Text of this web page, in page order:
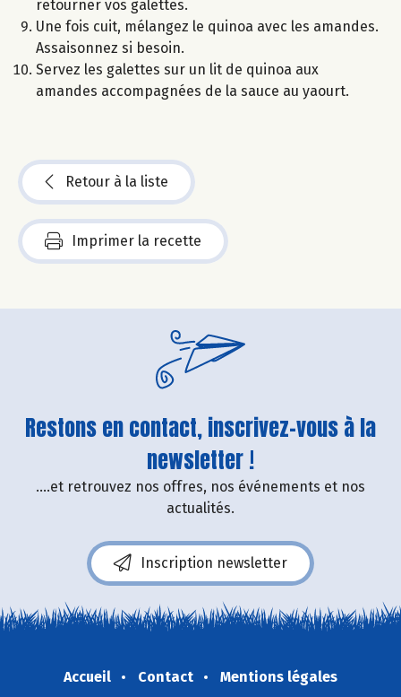
retourner vos galettes.
Une fois cuit, mélangez le quinoa avec les amandes.
Assaisonnez si besoin.
Servez les galettes sur un lit de quinoa aux
amandes accompagnées de la sauce au yaourt.
Retour à la liste
Imprimer la recette
Restons en contact, inscrivez-vous à la
newsletter !
....et retrouvez nos offres, nos événements et nos
actualités.
Inscription newsletter
Accueil Contact
Mentions légales